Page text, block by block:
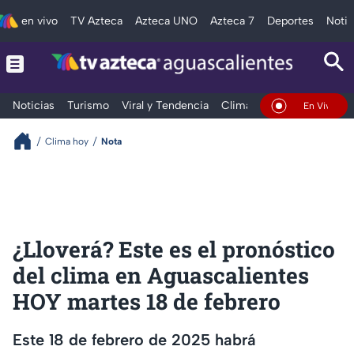
en vivo TV Azteca Azteca UNO Azteca 7 Deportes
Noticias Turismo Viral y Tendencia Clima DeportesEn Vivo
Clima hoy Nota
¿Lloverá? Este es el pronóstico
del clima en Aguascalientes
HOY martes 18 de febrero
Este 18 de febrero de 2025 habrá